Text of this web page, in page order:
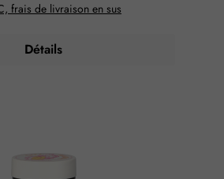
frais de livraison en sus
Détails